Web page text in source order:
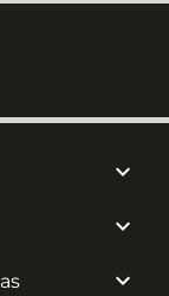


